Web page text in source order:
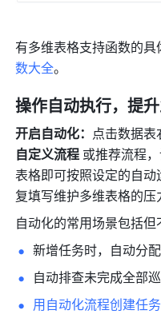
有多维表格支持函数的具
数大全。
操作自动执行，提
开启自动化： 点击数据表
自定义流程 或推荐流程
表格即可按照设定的自
复填写维护多维表格的压
自动化的常用场景包括但
新增任务时，自动分
自动排查未完成全部
用自动化流程创建任